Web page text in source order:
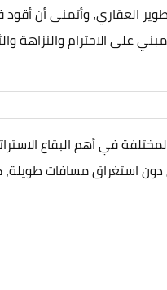
وأتمنى أن
على الاحترام والنزاهة
في أهم البقاع
دون استغراق مسافات